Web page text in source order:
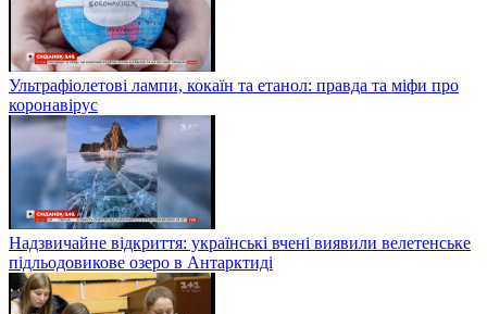
Ультрафіолетові лампи, кокаїн та етанол: правда та міфи про
коронавірус
Надзвичайне відкриття: українські вчені виявили велетенське
підльодовикове озеро в Антарктиді